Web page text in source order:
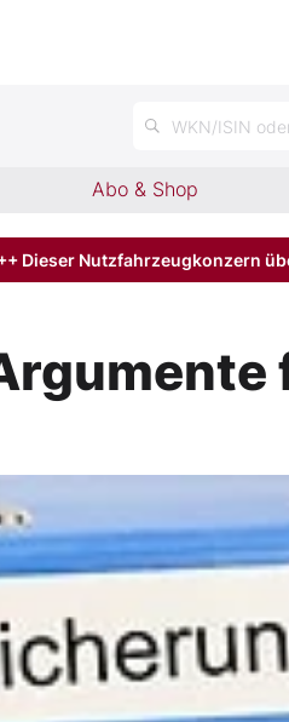
WKN/ISIN
Abo & Shop
Dieser Nutzfahrzeugkonzern